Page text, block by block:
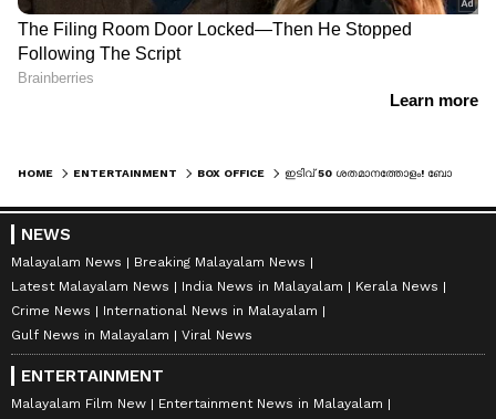
HOME ENTERTAINMENT BOX OFFICE
NEWS
Malayalam News
Breaking Malayalam News
Latest Malayalam News
India News in Malayalam
Kerala News
Crime News
International News in Malayalam
Gulf News in Malayalam
Viral News
ENTERTAINMENT
Malayalam Film New
Entertainment News in Malayalam